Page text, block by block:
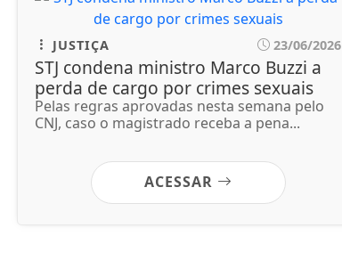
JUSTIÇA 23/06/2026
STJ condena ministro Marco Buzzi a
perda de cargo por crimes sexuais
Pelas regras aprovadas nesta semana pelo
CNJ, caso o magistrado receba a pena...
ACESSAR